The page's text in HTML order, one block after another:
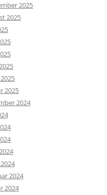
2025
2025
2025
2024
2024
2024